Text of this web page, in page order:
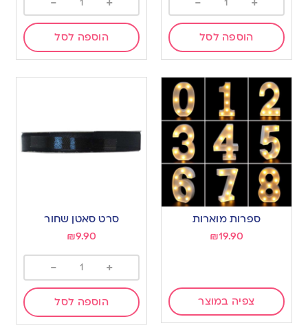
הוספה לסל הוספה לסל
ספרות מוארות
₪19.90
צפיה במוצר
סרט סאטן שחור
₪9.90
+
-
הוספה לסל